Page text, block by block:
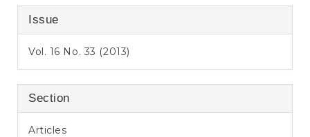
Issue
Vol. 16 No. 33 (2013)
Section
Articles